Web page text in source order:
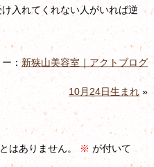
入れてくれない人がいれば逆
： 新狭山美容室｜アクトブログ
10月24日生まれ »
はありません。 ※ が付いて